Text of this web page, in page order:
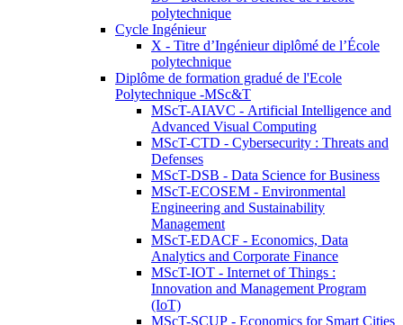
polytechnique
Cycle Ingénieur
X - Titre d’Ingénieur diplômé de l’École
polytechnique
Diplôme de formation gradué de l'Ecole
Polytechnique -MSc&T
MScT-AIAVC - Artificial Intelligence and
Advanced Visual Computing
MScT-CTD - Cybersecurity : Threats and
Defenses
MScT-DSB - Data Science for Business
MScT-ECOSEM - Environmental
Engineering and Sustainability
Management
MScT-EDACF - Economics, Data
Analytics and Corporate Finance
MScT-IOT - Internet of Things :
Innovation and Management Program
(IoT)
MScT-SCUP - Economics for Smart Cities